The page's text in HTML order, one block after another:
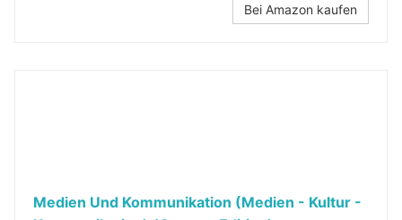
Bei Amazon kaufen
Medien Und Kommunikation (Medien - Kultur -